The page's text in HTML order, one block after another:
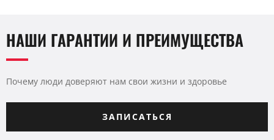
НАШИ ГАРАНТИИ И ПРЕИМУЩЕСТВА
Почему люди доверяют нам свои жизни и здоровье
ЗАПИСАТЬСЯ